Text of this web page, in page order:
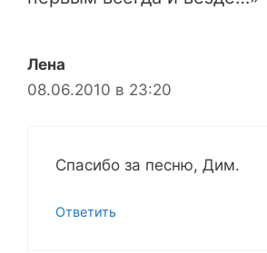
Лена
08.06.2010 в 23:20
Спасибо за песню, Дим.
Ответить